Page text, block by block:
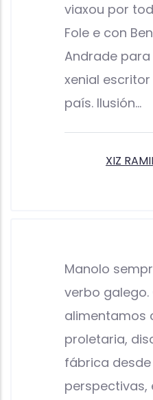
viaxou por
Fole e con
Andrade
xenial
país. Ilusión…
XIZ
Manolo
verbo galego.
alimentamos
proletaria,
fábrica
perspectivas,